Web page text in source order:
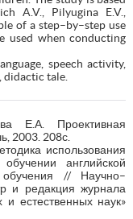
A.V., Pilyugina E.V.,
of a step–by–step use
used when conducting
speech activity,
didactic tale.
Е.А. Проективная
2003. 208с.
использования
английской
// Научно–
и редакция журнала
естественных наук»